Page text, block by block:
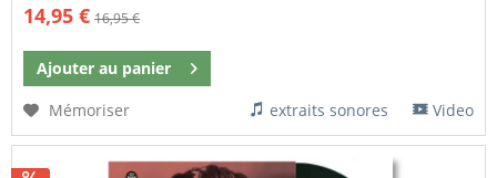
14,95 € 16,95 €
Ajouter au panier
Mémoriser
extraits sonores Video